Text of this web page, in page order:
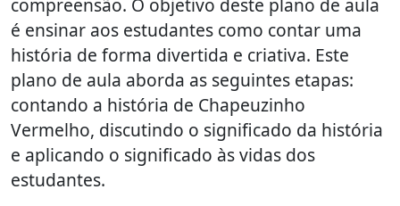
compreensão. O objetivo deste plano de aula
é ensinar aos estudantes como contar uma
história de forma divertida e criativa. Este
plano de aula aborda as seguintes etapas:
contando a história de Chapeuzinho
Vermelho, discutindo o significado da história
e aplicando o significado às vidas dos
estudantes.